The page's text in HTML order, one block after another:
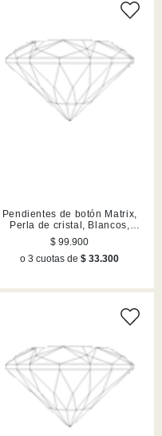
Pendientes de botón Matrix,
Perla de cristal, Blancos,
Acabado en rodio
$ 99.900
o 3 cuotas de$ 33.300